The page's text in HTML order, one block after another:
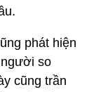
phát hiện
so
cũng trần